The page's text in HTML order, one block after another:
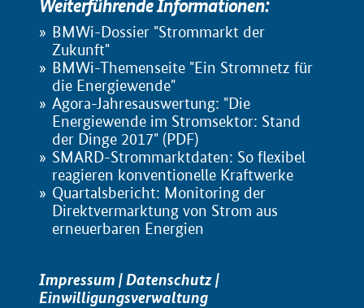
Weiterführende Informationen:
BMWi-Dossier "Strommarkt der
Zukunft"
BMWi-Themenseite "Ein Stromnetz für
die Energiewende"
Agora-Jahresauswertung: "Die
Energiewende im Stromsektor: Stand
der Dinge 2017" (PDF)
SMARD-Strommarktdaten: So flexibel
reagieren konventionelle Kraftwerke
Quartalsbericht: Monitoring der
Direktvermarktung von Strom aus
erneuerbaren Energien
Impressum |Datenschutz|
Einwilligungsverwaltung